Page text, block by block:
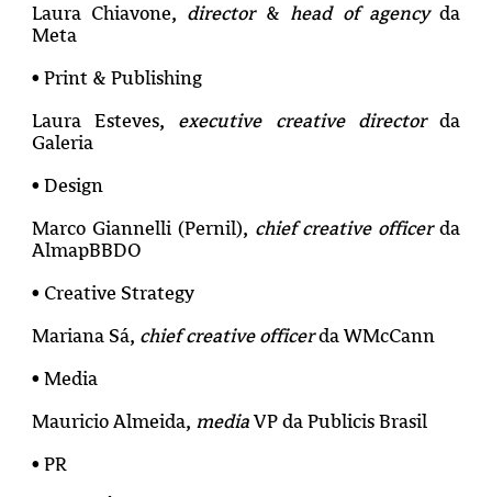
Laura Chiavone, director& head of agencyda
Meta
• Print & Publishing
Laura Esteves, executive creative directorda
Galeria
• Design
Marco Giannelli (Pernil), chief creative officerda
AlmapBBDO
• Creative Strategy
Mariana Sá, chief creative officerda WMcCann
• Media
Mauricio Almeida, mediaVP da Publicis Brasil
• PR